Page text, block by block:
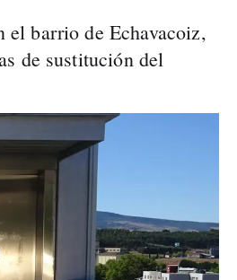
el barrio de Echavacoiz,
de sustitución del